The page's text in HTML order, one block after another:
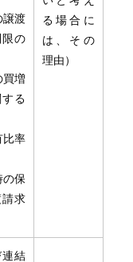
る場合に
は、その
理由）
譲渡
の
買増
る
比率
の保
求
結